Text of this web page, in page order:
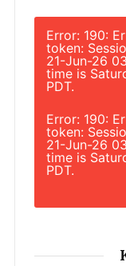
Error: 190:
token:
21-Jun-26
time is
PDT.
Error: 190:
token:
21-Jun-26
time is
PDT.